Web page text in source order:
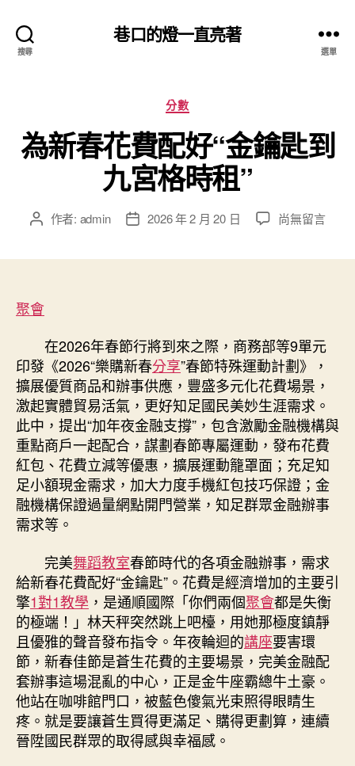
搜尋
巷口的燈一直亮著
選單
分
類
分數
為新春花費配好“金鑰匙到
九宮格時租”
文 作者: admin
文 2026 年 2 月 20 日
在
好
“金
鑰
匙
到
九
宮
格
時
租”〉
中
尚無留言
聚會
在2026年春節行將到來之際，商務部等9單元
印發《2026“樂購新春分享”春節特殊運動計劃》，
擴展優質商品和辦事供應，豐盛多元化花費場景，
激起實體貿易活氣，更好知足國民美妙生涯需求。
此中，提出“加年夜金融支撐”，包含激勵金融機構與
重點商戶一起配合，謀劃春節專屬運動，發布花費
紅包、花費立減等優惠，擴展運動籠罩面；充足知
足小額現金需求，加大力度手機紅包技巧保證；金
融機構保證過量網點開門營業，知足群眾金融辦事
需求等。
完美舞蹈教室春節時代的各項金融辦事，需求
給新春花費配好“金鑰匙”。花費是經濟增加的主要引
擎1對1教學 ，是通順國際「你們兩個聚會都是失衡
的極端！」林天秤突然跳上吧檯，用她那極度鎮靜
且優雅的聲音發布指令。年夜輪迴的講座要害環
節，新春佳節是蒼生花費的主要場景，完美金融配
套辦事這場混亂的中心，正是金牛座霸總牛土豪。
他站在咖啡館門口，被藍色傻氣光束照得眼睛生
疼。就是要讓蒼生買得更滿足、購得更劃算，連續
晉陞國民群眾的取得感與幸福感。